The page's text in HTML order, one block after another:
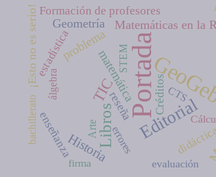
Portada
Editorial
Libros
TIC
Historia
matemática
Matemáticas en la
problema
Geometría
estadística
¡Esto no es serio!
reseña Créditos
Formación de profesores
enseñanza
STEM
álgebra
bachillerato errores
firma evaluación
Arte
CTS